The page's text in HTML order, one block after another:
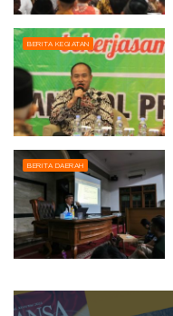
BERITA KEGIATAN
BERITA DAERAH